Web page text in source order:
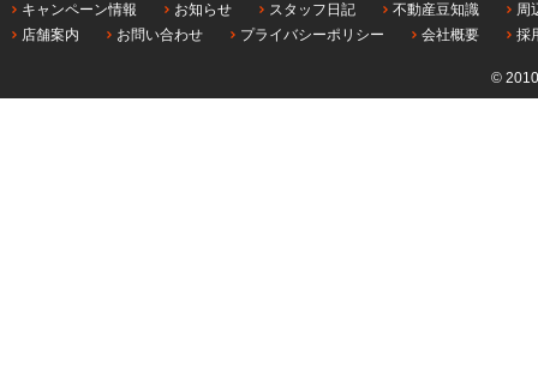
キャンペーン情報
お知らせ スタッフ日記 不動産豆知識
周
店舗案内
お問い合わせ プライバシーポリシー 会社概要 採
©